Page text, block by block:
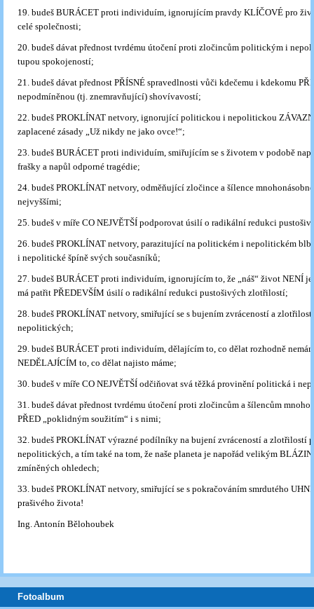
19. budeš BURÁCET proti individuím, ignorujícím pravdy KLÍČOVÉ pro
celé společnosti;
20. budeš dávat přednost tvrdému útočení proti zločincům politickým i
tupou spokojeností;
21. budeš dávat přednost PŘÍSNÉ spravedlnosti vůči kdečemu i kdekomu
nepodmíněnou (tj. znemravňující) shovívavostí;
22. budeš PROKLÍNAT netvory, ignorující politickou i nepolitickou
zaplacené zásady „Už nikdy ne jako ovce!“;
23. budeš BURÁCET proti individuím, smiřujícím se s životem v podobě
frašky a napůl odporné tragédie;
24. budeš PROKLÍNAT netvory, odměňující zločince a šílence
nejvyššími;
25. budeš v míře CO NEJVĚTŠÍ podporovat úsilí o radikální redukci
26. budeš PROKLÍNAT netvory, parazitující na politickém i nepolitickém
i nepolitické špíně svých současníků;
27. budeš BURÁCET proti individuím, ignorujícím to, že „náš“ život NENÍ
má patřit PŘEDEVŠÍM úsilí o radikální redukci pustošivých zlotřilostí;
28. budeš PROKLÍNAT netvory, smiřující se s bujením zvráceností a
nepolitických;
29. budeš BURÁCET proti individuím, dělajícím to, co dělat rozhodně
NEDĚLAJÍCÍM to, co dělat najisto máme;
30. budeš v míře CO NEJVĚTŠÍ odčiňovat svá těžká provinění politická i
31. budeš dávat přednost tvrdému útočení proti zločincům a šílencům
PŘED „poklidným soužitím“ i s nimi;
32. budeš PROKLÍNAT výrazné podílníky na bujení zvráceností a zlotřilostí
nepolitických, a tím také na tom, že naše planeta je napořád velikým
zmíněných ohledech;
33. budeš PROKLÍNAT netvory, smiřující se s pokračováním smrdutého
prašivého života!
Ing. Antonín Bělohoubek
Fotoalbum